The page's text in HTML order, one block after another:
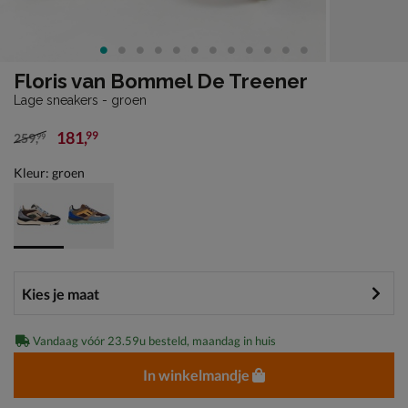
Floris van Bommel De Treener
Lage sneakers - groen
van € 259,99 voor € 181,99
259,99 181,99
Kleur: groen
Vandaag vóór 23.59u besteld, maandag in huis
In winkelmandje